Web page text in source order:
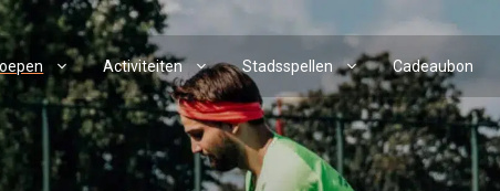
Activiteiten Stadsspellen Cadeaubon